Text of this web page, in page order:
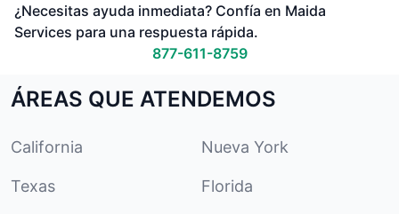
¿Necesitas ayuda inmediata? Confía en Maida
Services para una respuesta rápida.
877-611-8759
ÁREAS QUE ATENDEMOS
California Nueva York
Texas Florida